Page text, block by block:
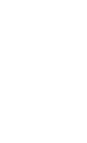
El nuevo
décadas
entonces ha
seguridad
El Prat de
momento